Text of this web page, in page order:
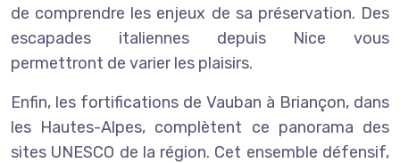
de comprendre les enjeux de sa préservation. Des
escapades italiennes depuis Nice vous
permettront de varier les plaisirs.
Enfin, les fortifications de Vauban à Briançon, dans
les Hautes-Alpes, complètent ce panorama des
sites UNESCO de la région. Cet ensemble défensif,